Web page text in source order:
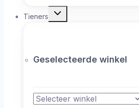
Tieners
Toggle
Geselecteerde winkel